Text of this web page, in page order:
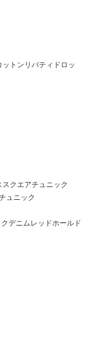
トンリバティドロッ
クエアチュニック
デニムレッドホールド